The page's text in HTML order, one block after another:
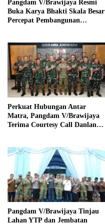
Pangdam V/Brawijaya Resmi
Buka Karya Bhakti Skala Besar
Percepat Pembangunan
Perkuat Hubungan Antar
Matra, Pangdam V/Brawijaya
Terima Courtesy Call Danlanud
Pangdam V/Brawijaya Tinjau
Lahan YTP dan Jembatan